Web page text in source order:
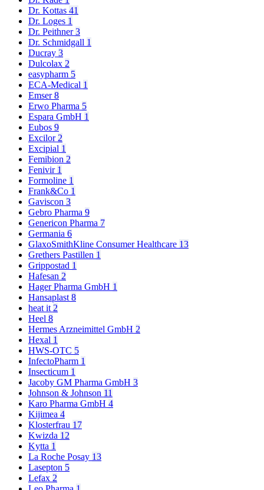
Dr. Kottas 41
Dr. Loges 1
Dr. Peithner3
Dr. Schmidgall 1
Ducray 3
Dulcolax 2
easypharm 5
ECA-Medical 1
Emser8
Erwo Pharma 5
Espara GmbH 1
Eubos 9
Excilor2
Excipial 1
Femibion 2
Fenivir 1
Formoline 1
Frank&Co 1
Gaviscon 3
Gebro Pharma 9
Genericon Pharma 7
Germania 6
GlaxoSmithKline Consumer Healthcare 13
Grethers Pastillen 1
Grippostad 1
Hafesan 2
Hager Pharma GmbH 1
Hansaplast8
heat it2
Heel 8
Hermes Arzneimittel GmbH 2
Hexal 1
HWS-OTC 5
InfectoPharm 1
Insecticum 1
Jacoby GM Pharma GmbH 3
Johnson & Johnson 11
Karo Pharma GmbH 4
Kijimea 4
Klosterfrau 17
Kwizda 12
Kytta 1
La Roche Posay 13
Lasepton 5
Lefax 2